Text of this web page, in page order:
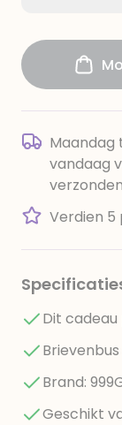
Maandag
vandaag
Verdien
Dit
Brand:
Geschikt